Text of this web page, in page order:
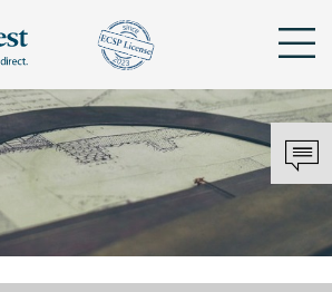
+43 720 072 821
ANMELDEN
Konto anmelden